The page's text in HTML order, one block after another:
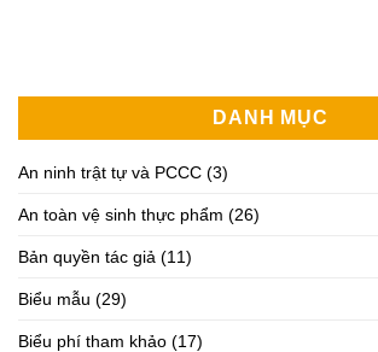
DANH MỤC
An ninh trật tự và PCCC (3)
An toàn vệ sinh thực phẩm (26)
Bản quyền tác giả (11)
Biểu mẫu (29)
Biểu phí tham khảo (17)